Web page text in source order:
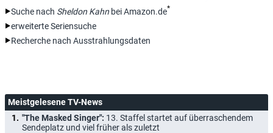
Suche nach Sheldon Kahn bei Amazon.de*
erweiterte Seriensuche
Recherche nach Ausstrahlungsdaten
Meistgelesene TV-News
"The Masked Singer": 13. Staffel startet auf überraschendem
Sendeplatz und viel früher als zuletzt